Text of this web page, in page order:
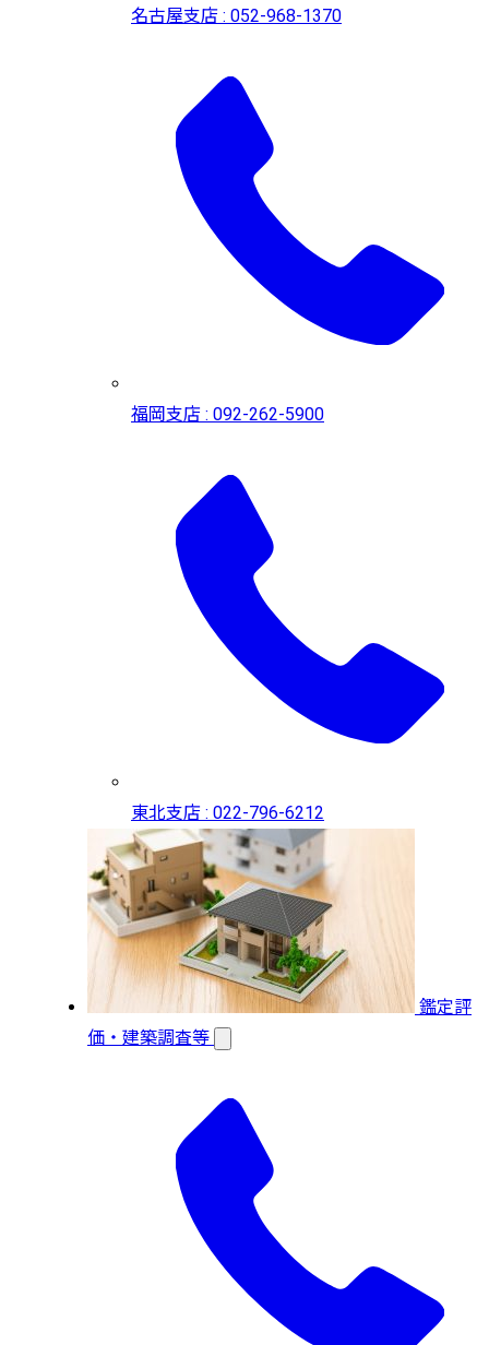
名古屋支店 : 052-968-1370
福岡支店 : 092-262-5900
東北支店 : 022-796-6212
鑑定評
価・建築調査等